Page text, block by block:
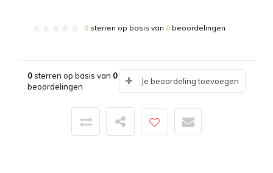
0 sterren op basis van 0 beoordelingen
0sterren op basis van 0
beoordelingen
Je beoordeling toevoegen